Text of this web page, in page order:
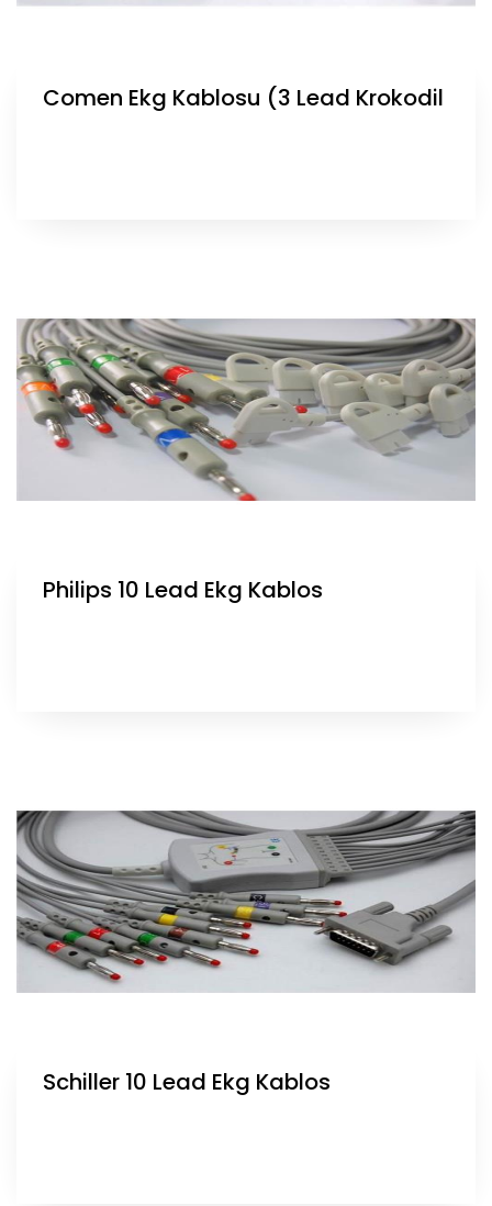
Comen Ekg Kablosu (3 Lead Krokodil
Philips 10 Lead Ekg Kablos
Schiller 10 Lead Ekg Kablos